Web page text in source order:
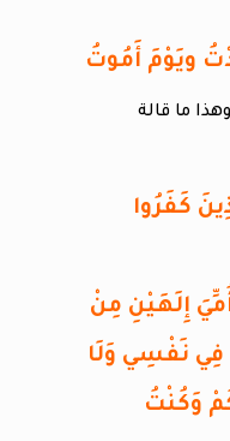
يَوْمَ وُلِدْتُ ويَوْمَ أَمُوتُ
ما قالة
كَفَرُوا
وَأُمِّيَ إِلَهَيْنِ مِنْ
فِي نَفْسِي وَلَا
وَكُنْتُ